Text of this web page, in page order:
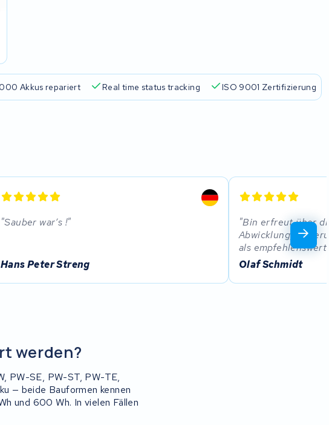
Akkus repariert Real time status tracking ISO 9001 Zertifizierung
Sauber war’s !
Hans Peter Streng
Bin erfreut über
Abwicklung,
als
Olaf Schmidt
werden?
PW-SE, PW-ST, PW-TE,
— beide Bauformen kennen
und 600 Wh. In vielen Fällen